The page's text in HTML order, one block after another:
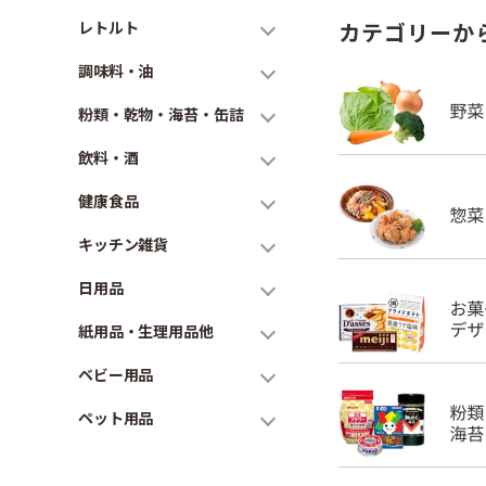
レトルト
調味料・油
粉類・乾物・海苔・缶詰
飲料・酒
健康食品
キッチン雑貨
日用品
紙用品・生理用品他
ベビー用品
ペット用品
カテゴリーか